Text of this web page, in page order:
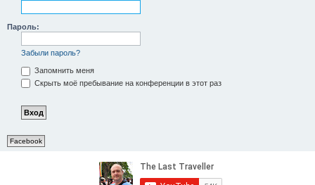
Пароль:
Забыли пароль?
Запомнить меня
Скрыть моё пребывание на конференции в этот раз
Facebook